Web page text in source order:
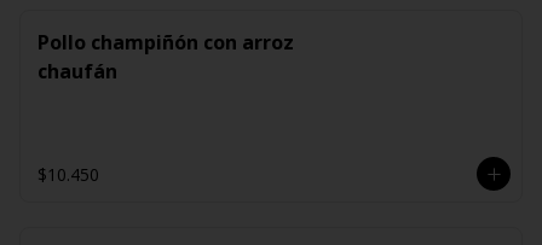
Pollo champiñón con arroz
chaufán
$10.450